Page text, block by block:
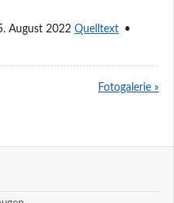
August 2022 Quelltext
Fotogalerie »